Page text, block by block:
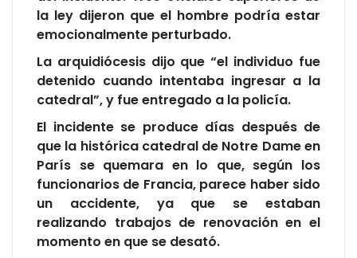
la ley dijeron que el hombre podría estar
emocionalmente perturbado.
La arquidiócesis dijo que “el individuo fue
detenido cuando intentaba ingresar a la
catedral”, y fue entregado a la policía.
El incidente se produce días después de
que la histórica catedral de Notre Dame en
París se quemara en lo que, según los
funcionarios de Francia, parece haber sido
un accidente, ya que se estaban
realizando trabajos de renovación en el
momento en que se desató.